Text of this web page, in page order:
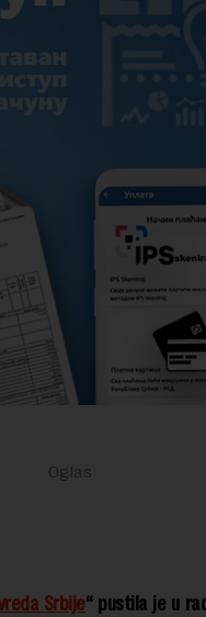
Srbije“ pustila je u